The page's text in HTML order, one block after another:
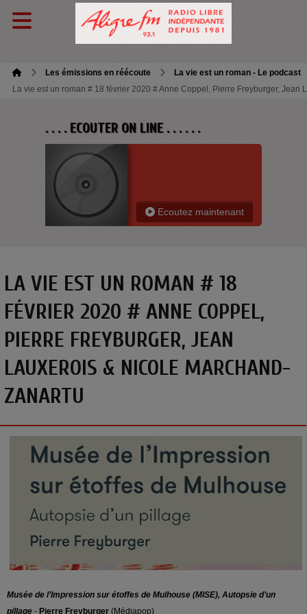
Les émissions en réécoute
La vie est un roman - Le podcast
La vie est un roman # 18 février 2020 # Anne Coppel, Pierre Freyburger, Jean
. . . . ECOUTER ON LINE . . . . . .
Ecoutez maintenant
LA VIE EST UN ROMAN # 18
FÉVRIER 2020 # ANNE COPPEL,
PIERRE FREYBURGER, JEAN
LAUXEROIS & NICOLE MARCHAND-
ZANARTU
Musée de l’Impression sur étoffes de Mulhouse (MISE), Autopsie d’un
pillage - Pierre Freyburger (Médiapop)